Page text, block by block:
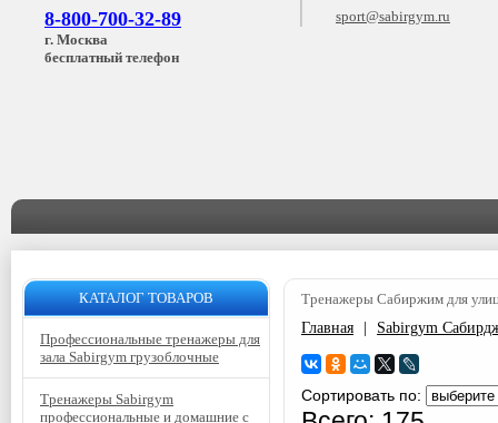
8-800-700-32-89
г. Москва
бесплатный телефон
sport@sabirgym.ru
Тренажеры Сабиржим для
Главная
Sabirgym
Сортировать по:
КАТАЛОГ ТОВАРОВ
Профессиональные тренажеры для
зала Sabirgym грузоблочные
Тренажеры Sabirgym
профессиональные и домашние с